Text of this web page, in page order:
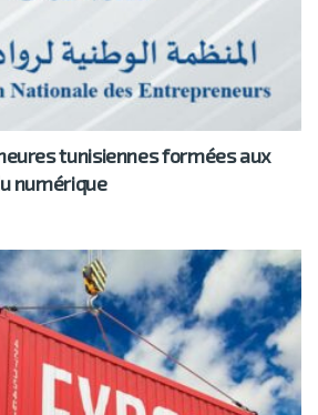
tunisiennes formées aux
numérique